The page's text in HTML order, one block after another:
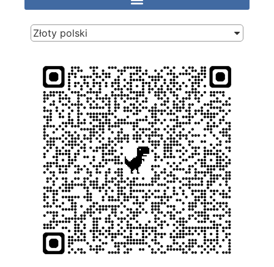
Złoty polski